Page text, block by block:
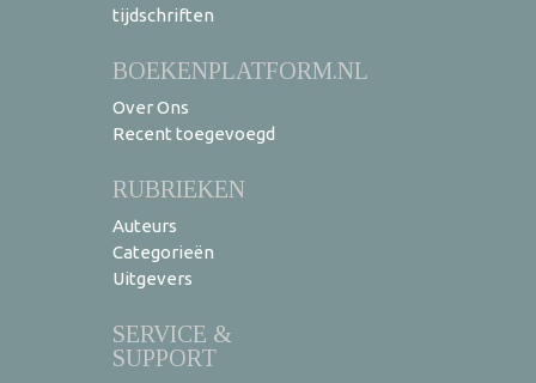
tijdschriften
BOEKENPLATFORM.NL
Over Ons
Recent toegevoegd
RUBRIEKEN
Auteurs
Categorieën
Uitgevers
SERVICE &
SUPPORT